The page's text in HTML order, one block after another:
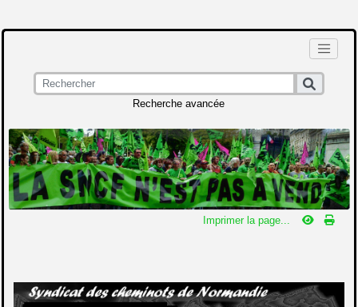
Recherche avancée
Imprimer la page...